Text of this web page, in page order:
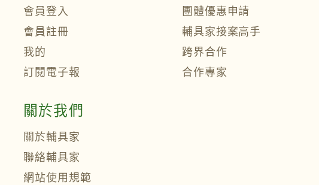
會員登入
會員註冊
我的
訂閱電子報
團體優惠申請
輔具家接案高手
跨界合作
合作專家
關於我們
關於輔具家
聯絡輔具家
網站使用規範